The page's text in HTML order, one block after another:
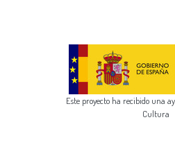
Este proyecto ha recibido una
Cultura